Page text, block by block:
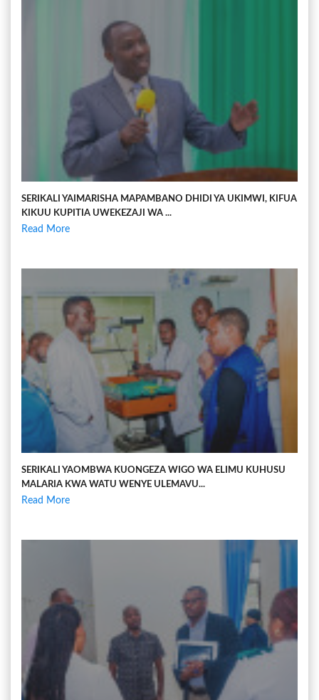
SERIKALI YAIMARISHA MAPAMBANO DHIDI YA UKIMWI, KIFUA
KIKUU KUPITIA UWEKEZAJI WA ...
Read More
SERIKALI YAOMBWA KUONGEZA WIGO WA ELIMU KUHUSU
MALARIA KWA WATU WENYE ULEMAVU...
Read More